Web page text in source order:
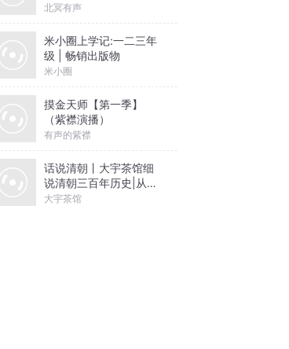
北冥有声
米小圈上学记:一二三年
级 | 畅销出版物
米小圈
摸金天师【第一季】
（紫襟演播）
有声的紫襟
话说清朝丨大宇茶馆细
说清朝三百年历史|从努
尔哈赤到末代皇帝溥仪|
大宇茶馆